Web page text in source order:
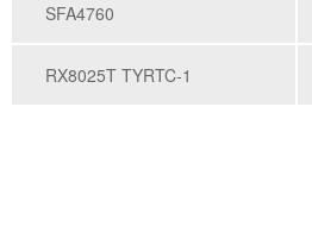
SFA4760
RX8025T TYRTC-1